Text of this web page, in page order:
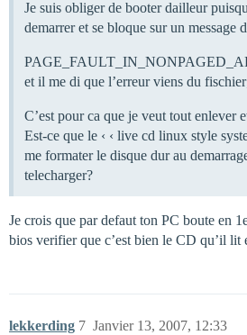
Je suis obliger de booter dailleur
demarrer et se bloque sur un message
et il me di que l’erreur viens du
C’est pour ca que je veut tout enlever
Est-ce que le ‹ ‹ live cd linux style
me formater le disque dur au
telecharger?
Je crois que par defaut ton PC boute en
bios verifier que c’est bien le CD qu’il lit
lekkerding Janvier 13, 2007, 12:33
7